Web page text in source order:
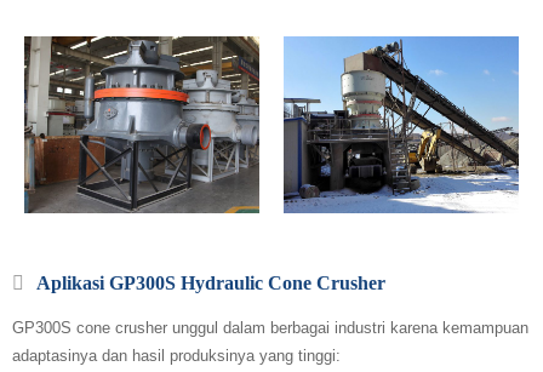
Aplikasi GP300S Hydraulic Cone Crusher
GP300S cone crusher unggul dalam berbagai industri karena kemampuan
adaptasinya dan hasil produksinya yang tinggi: